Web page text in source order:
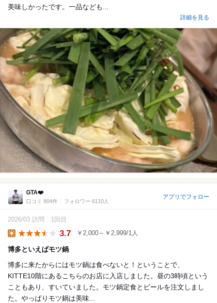
美味しかったです。一品なども...
詳細を見る
GTA❤️
口コミ 804件 フォロワー 6110人
アプリでフォロー
2026/03 訪問 1回目
3.7 ￥2,000～￥2,999/1人
博多といえばモツ鍋
博多に来たからにはモツ鍋は食べないと！ということで、
KITTE10階にあるこちらのお店に入店しました。昼の3時頃という
こともあり、すいていました。モツ鍋定食とビールを注文しまし
た。やっぱりモツ鍋は美味...